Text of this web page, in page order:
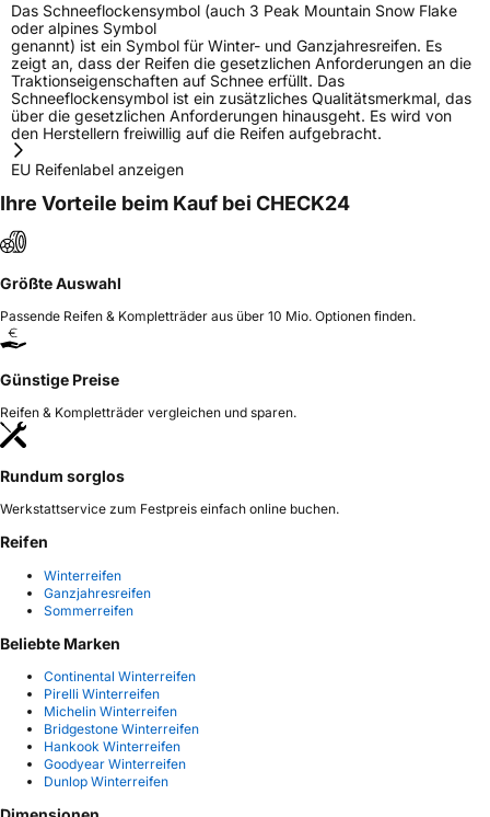
Das Schneeflockensymbol (auch 3 Peak Mountain Snow Flake
oder alpines Symbol
genannt) ist ein Symbol für Winter- und Ganzjahresreifen. Es
zeigt an, dass der Reifen die gesetzlichen Anforderungen an die
Traktionseigenschaften auf Schnee erfüllt. Das
Schneeflockensymbol ist ein zusätzliches Qualitätsmerkmal, das
über die gesetzlichen Anforderungen hinausgeht. Es wird von
den Herstellern freiwillig auf die Reifen aufgebracht.
EU Reifenlabel anzeigen
Ihre Vorteile beim Kauf bei CHECK24
Größte Auswahl
Passende Reifen & Kompletträder aus über 10 Mio. Optionen finden.
Günstige Preise
Reifen & Kompletträder vergleichen und sparen.
Rundum sorglos
Werkstattservice zum Festpreis einfach online buchen.
Reifen
Winterreifen
Ganzjahresreifen
Sommerreifen
Beliebte Marken
Continental Winterreifen
Pirelli Winterreifen
Michelin Winterreifen
Bridgestone Winterreifen
Hankook Winterreifen
Goodyear Winterreifen
Dunlop Winterreifen